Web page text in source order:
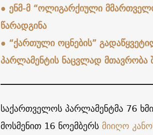
● ენმ-მ “ოლიგარქიული
წარადგინა
● “ქართული ოცნების”
პარლამენტის ნაცვლად მთავრობა
საქართველოს პარლამენტმა 76
მოსმენით 16 ნოემბერს მიიღო